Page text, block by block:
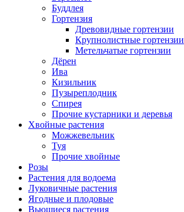
Буддлея
Гортензия
Древовидные гортензии
Крупнолистные гортензии
Метельчатые гортензии
Дёрен
Ива
Кизильник
Пузыреплодник
Спирея
Прочие кустарники и деревья
Хвойные растения
Можжевельник
Туя
Прочие хвойные
Розы
Растения для водоема
Луковичные растения
Ягодные и плодовые
Вьющиеся растения